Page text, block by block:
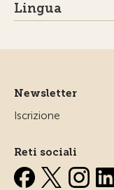
Lingua
Newsletter
Iscrizione
Reti sociali